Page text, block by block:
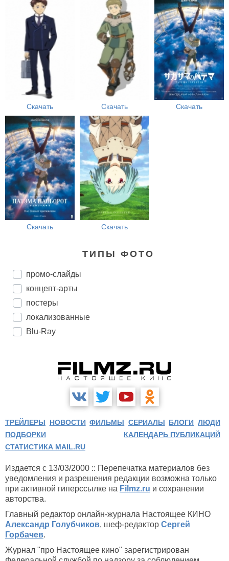
Скачать Скачать Скачать
Скачать Скачать
ТИПЫ ФОТО
промо-слайды
концепт-арты
постеры
локализованные
Blu-Ray
ТРЕЙЛЕРЫ НОВОСТИ ФИЛЬМЫ СЕРИАЛЫ БЛОГИ ЛЮДИ
ПОДБОРКИ
КАЛЕНДАРЬ ПУБЛИКАЦИЙ
СТАТИСТИКА MAIL.RU
Издается с 13/03/2000 :: Перепечатка материалов без
уведомления и разрешения редакции возможна только
при активной гиперссылке на Filmz.ru и сохранении
авторства.
Главный редактор онлайн-журнала Настоящее КИНО
Александр Голубчиков, шеф-редактор Сергей
Горбачев.
Журнал "про Настоящее кино" зарегистрирован